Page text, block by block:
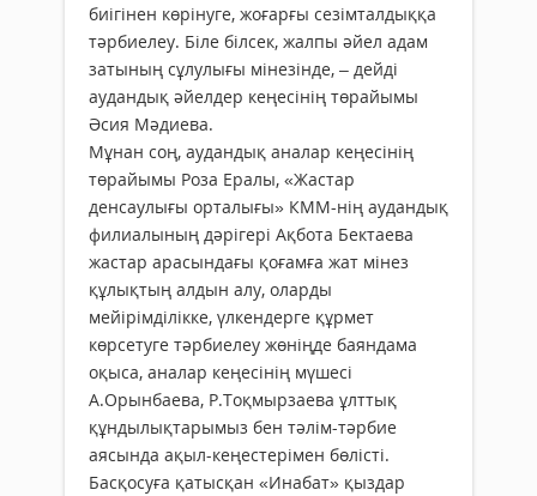
биігінен көрінуге, жоғарғы сезімталдыққа
тәрбиелеу. Біле білсек, жалпы әйел адам
затының сұлулығы мінезінде, – дейді
аудандық әйелдер кеңесінің төрайымы
Әсия Мәдиева.
Мұнан соң, аудандық аналар кеңесінің
төрайымы Роза Ералы, «Жастар
денсаулығы орталығы» КММ-нің аудандық
филиалының дәрігері Ақбота Бектаева
жастар арасындағы қоғамға жат мінез
құлықтың алдын алу, оларды
мейірімділікке, үлкендерге құрмет
көрсетуге тәрбиелеу жөніңде баяндама
оқыса, аналар кеңесінің мүшесі
А.Орынбаева, Р.Тоқмырзаева ұлттық
құндылықтарымыз бен тәлім-тәрбие
аясында ақыл-кеңестерімен бөлісті.
Басқосуға қатысқан «Инабат» қыздар